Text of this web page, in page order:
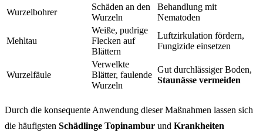
Wurzelbohrer
Schäden an den
Wurzeln
Behandlung mit
Nematoden
Mehltau
Weiße, pudrige
Flecken auf
Blättern
Luftzirkulation fördern,
Fungizide einsetzen
Wurzelfäule
Verwelkte
Blätter, faulende
Wurzeln
Gut durchlässiger Boden,
Staunässe vermeiden
Durch die konsequente Anwendung dieser Maßnahmen lassen sich
die häufigsten Schädlinge Topinambur und Krankheiten